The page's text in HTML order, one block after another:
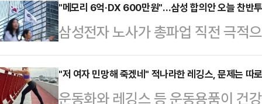
잇달아 출시했지만, 불매운동 조짐
수 있다는 우려가 커지는 분위기다
와 제휴카드를 운영 중인 곳은 삼성
타벅스 삼성카드’를 출시했고, 우리
"메모리 6억·DX 600만원"…삼성 합의안 오늘 찬반
삼성전자 노사가 총파업 직전 극적
안'에 대한 조합원 찬반투표가 22
중심의 높은 찬성 여론을 바탕으로
"저 여자 민망해 죽겠네" 적나라한 레깅스, 문제는 따
운동화와 레깅스 등 운동용품이 건